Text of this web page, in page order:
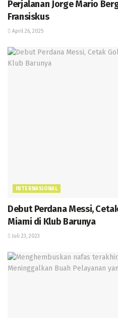
Perjalanan Jorge Mario
Fransiskus
April 26, 2025
INTERNASIONAL
Debut Perdana Messi,
Miami di Klub Barunya
Juli 23, 2023